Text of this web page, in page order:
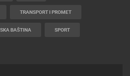
TRANSPORT I PROMET
BAŠTINA SPORT